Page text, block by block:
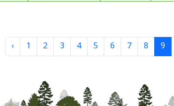
‹ 1 2 3 4 5 6 7 8 9